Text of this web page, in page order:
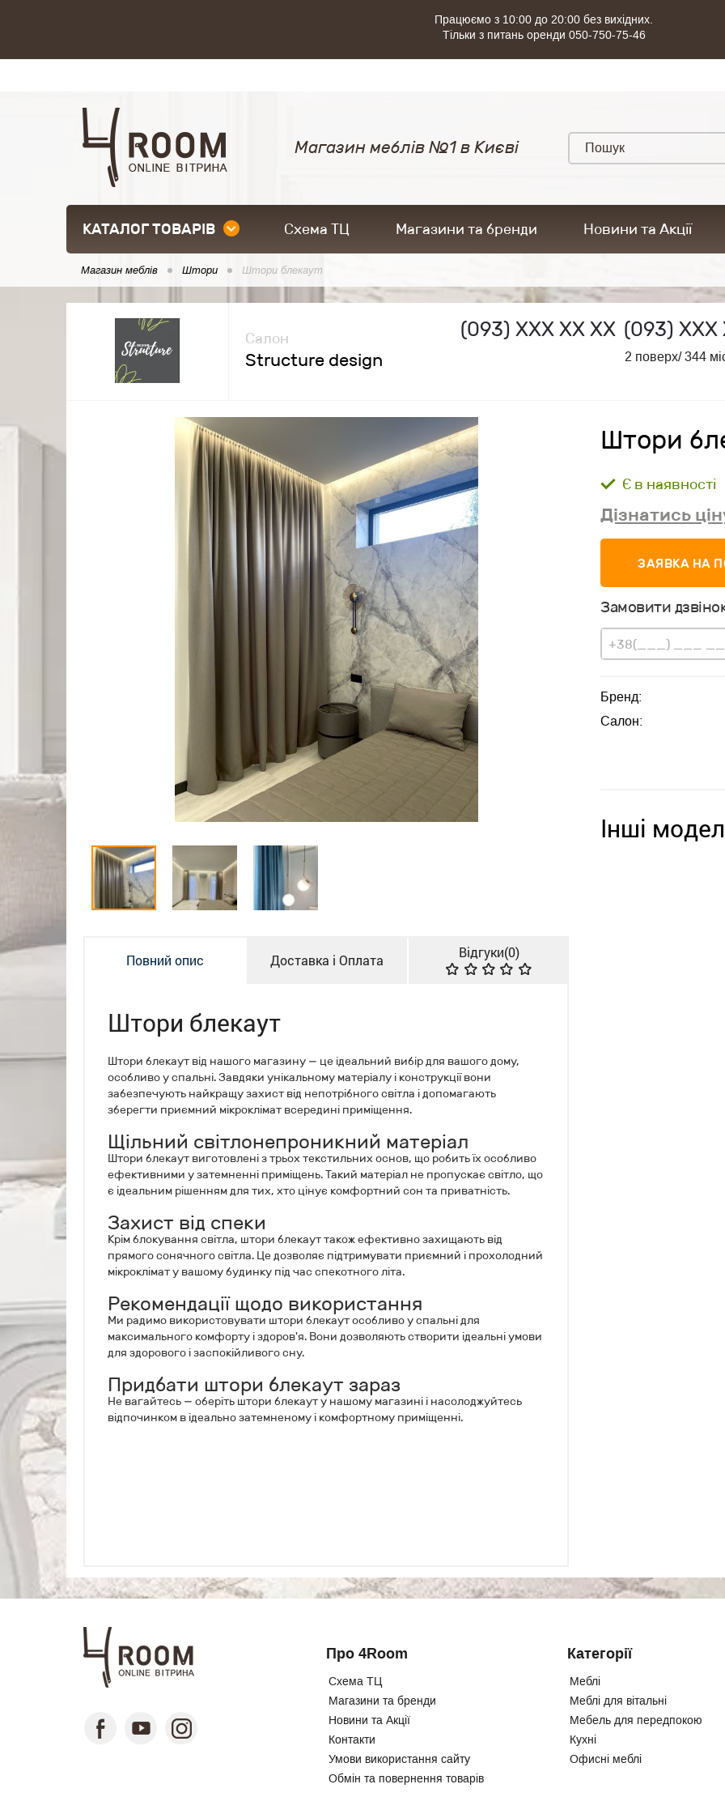
Працюємо з 10:00 до 20:00 без вихідних.
Тільки з питань оренди 050-750-75-46
Магазин меблів №1 в Києві
КАТАЛОГ ТОВАРІВ Схема ТЦ Магазини та бренди Новини та Акції
Магазин меблів Штори Штори блекаут
Салон
Structure design
(093) ХХХ ХХ ХХ (093) ХХХ
2 поверх/ 344
Повний опис Доставка і Оплата Відгуки(0)
Штори блекаут
Штори блекаут від нашого магазину — це ідеальний вибір для вашого дому,
особливо у спальні. Завдяки унікальному матеріалу і конструкції вони
забезпечують найкращу захист від непотрібного світла і допомагають
зберегти приємний мікроклімат всередині приміщення.
Щільний світлонепроникний матеріал
Штори блекаут виготовлені з трьох текстильних основ, що робить їх особливо
ефективними у затемненні приміщень. Такий матеріал не пропускає світло, що
є ідеальним рішенням для тих, хто цінує комфортний сон та приватність.
Захист від спеки
Крім блокування світла, штори блекаут також ефективно захищають від
прямого сонячного світла. Це дозволяє підтримувати приємний і прохолодний
мікроклімат у вашому будинку під час спекотного літа.
Рекомендації щодо використання
Ми радимо використовувати штори блекаут особливо у спальні для
максимального комфорту і здоров'я. Вони дозволяють створити ідеальні умови
для здорового і заспокійливого сну.
Придбати штори блекаут зараз
Не вагайтесь — оберіть штори блекаут у нашому магазині і насолоджуйтесь
відпочинком в ідеально затемненому і комфортному приміщенні.
Штори
Є в наявності
Дізнатись
ЗАЯВКА НА
Замовити
Бренд:
Салон:
Інші
Про 4Room
Схема ТЦ
Магазини та бренди
Новини та Акції
Контакти
Умови використання сайту
Обмін та повернення товарів
Категорії
Меблі
Меблі для вітальні
Мебель для передпокою
Кухні
Офисні меблі